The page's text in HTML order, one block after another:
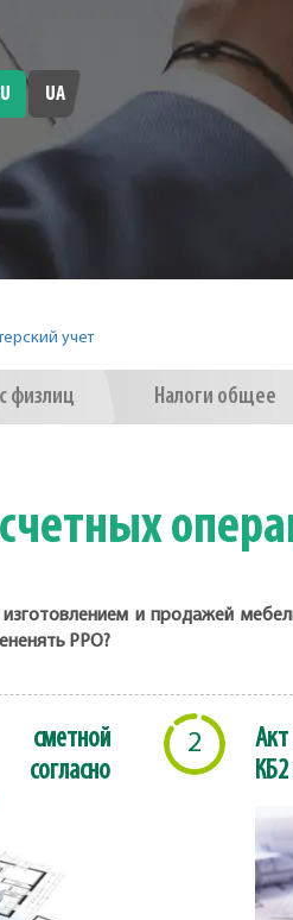
UA
учет
физлиц Налоги общее
и продажей
РРО?
2